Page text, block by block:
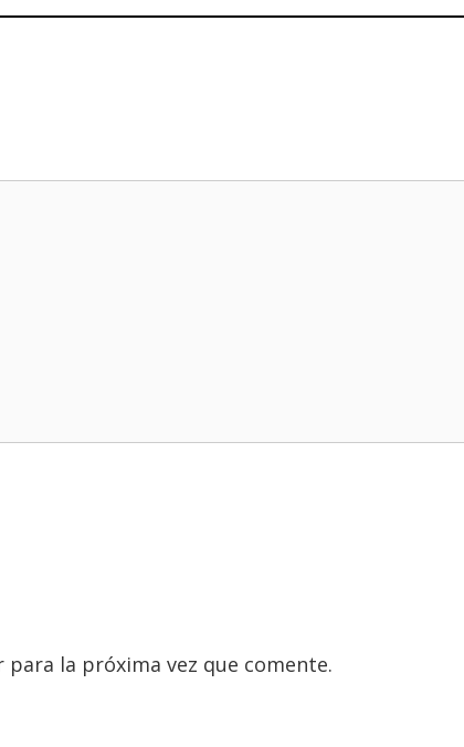
la próxima vez que comente.